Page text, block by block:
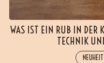
WAS IST EIN RUB IN DER
TECHNIK
NEUHEIT